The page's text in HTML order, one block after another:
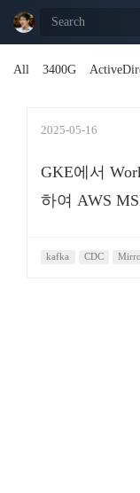
All
3400G
2025-05-16
GKE에서
하여 AWS
kafka CDC